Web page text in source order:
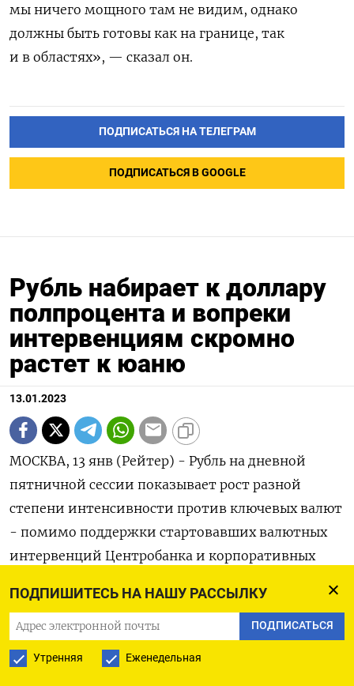
ПОДПИШИТЕСЬ НА НАШУ РАССЫЛКУ
ПОДПИСАТЬСЯ
Утренняя Еженедельная
мы ничего мощного там не видим, однако
должны быть готовы как на границе, так
и в областях», — сказал он.
ПОДПИСАТЬСЯ НА ТЕЛЕГРАМ
ПОДПИСАТЬСЯ В GOOGLE
Рубль набирает к доллару
полпроцента и вопреки
интервенциям скромно
растет к юаню
13.01.2023
МОСКВА, 13 янв (Рейтер) - Рубль на дневной
пятничной сессии показывает рост разной
степени интенсивности против ключевых валют
- помимо поддержки стартовавших валютных
интервенций Центробанка и корпоративных
играть также изменения рынка форекс.
До конца торгов при этом сохраняются риски
фиксации прибыли и закрытия длинных